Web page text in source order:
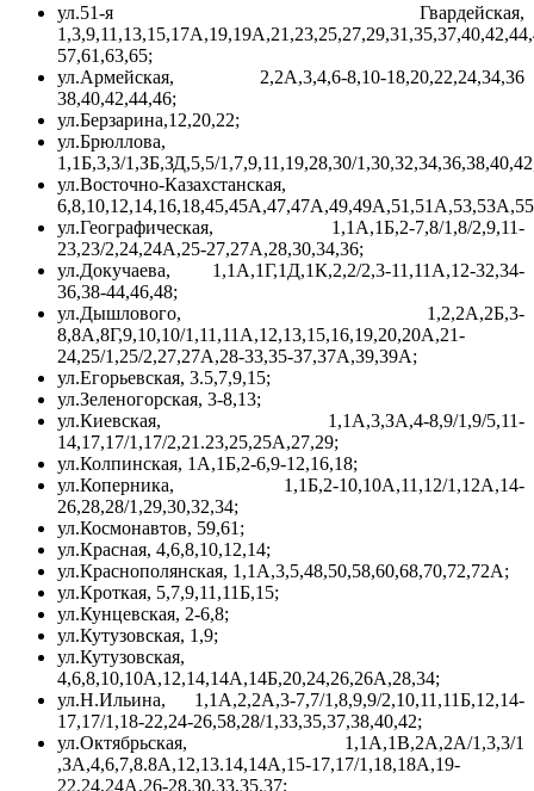
ул.51-я Гвардейская,
57,61,63,65;
ул.Армейская, 2,2А,3,4,6-8,10-18,20,22,24,34,36
38,40,42,44,46;
ул.Берзарина,12,20,22;
ул.Брюллова,
1,1Б,3,3/1,ЗБ,ЗД,5,5/1,7,9,11,19,28,30/
ул.Восточно-Казахстанская,
ул.Географическая, 1,1А,1Б,2-7,8/1,8/2,9,11-
23,23/2,24,24А,25-27,27А,28,30,34,36;
ул.Докучаева, 1,1А,1Г,1Д,1К,2,2/2,3-11,11А,12-32,34-
36,38-44,46,48;
ул.Дышлового, 1,2,2А,2Б,3-
8,8А,8Г,9,10,10/1,11,11А,12,13,15,16,19,20,20А,21-
24,25/1,25/2,27,27А,28-33,35-37,37А,39,39А;
ул.Егорьевская, 3.5,7,9,15;
ул.Зеленогорская, 3-8,13;
ул.Киевская, 1,1А,3,ЗА,4-8,9/1,9/5,11-
14,17,17/1,17/2,21.23,25,25А,27,29;
ул.Колпинская, 1А,1Б,2-6,9-12,16,18;
ул.Коперника, 1,1Б,2-10,10А,11,12/1,12А,14-
26,28,28/1,29,30,32,34;
ул.Космонавтов, 59,61;
ул.Красная, 4,6,8,10,12,14;
ул.Краснополянская, 1,1А,3,5,48,50,58,60,68,70,72,72А;
ул.Кроткая, 5,7,9,11,11Б,15;
ул.Кунцевская, 2-6,8;
ул.Кутузовская, 1,9;
ул.Кутузовская,
4,6,8,10,10А,12,14,14А,14Б,20,24,26,26А,28,34;
ул.Н.Ильина, 1,1А,2,2А,3-7,7/1,8,9,9/2,10,11,11Б,12,14-
17,17/1,18-22,24-26,58,28/1,33,35,37,38,40,42;
ул.Октябрьская, 1,1А,1В,2А,2А/1,3,3/1
,ЗА,4,6,7,8.8А,12,13.14,14А,15-17,17/1,18,18А,19-
22,24,24A,26-28,30,33,35,37;